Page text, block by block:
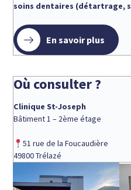
soins dentaires (détartrage,
En savoir plus
Où consulter ?
Clinique St-Joseph
Bâtiment 1 – 2ème étage
51 rue de la Foucaudière
49800 Trélazé